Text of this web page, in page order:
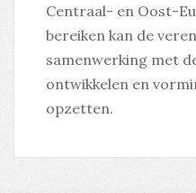
Centraal- en Oost-
bereiken kan de
samenwerking met
ontwikkelen en
opzetten.